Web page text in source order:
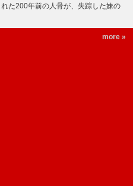
た200年前の人骨が、失踪した妹の
more »